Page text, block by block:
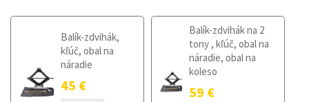
Balík-zdvihák,
kľúč, obal na
náradie
45 €
Balík-zdvihák na 2
tony , kľúč, obal na
náradie, obal na
koleso
59 €